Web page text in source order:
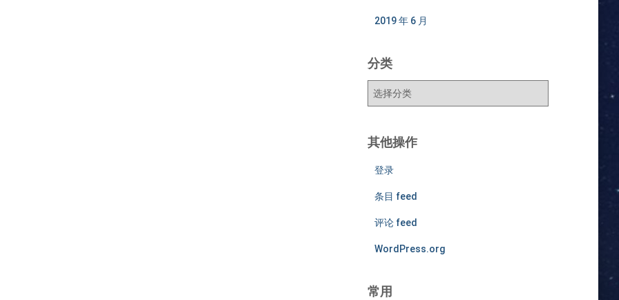
2019 年 6 月
分类
分
其他操作
登录
条目 feed
评论 feed
WordPress.org
常用